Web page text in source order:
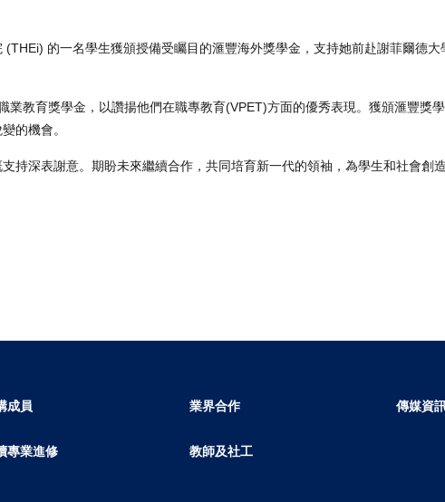
的一名學生獲頒授備受矚目的滙豐海外獎學金，支持她前赴謝菲爾德
業教育獎學金，以讚揚他們在職專教育(VPET)方面的優秀表現。獲頒滙豐獎
的機會。
持深表謝意。期盼未來繼續合作，共同培育新一代的領袖，為學生和社會創
成員 業界合作 傳媒資
專業進修 教師及社工